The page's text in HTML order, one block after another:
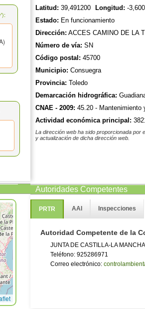
Latitud: 39,491200 Longitud: -
Estado: En funcionamiento
Dirección: ACCES CAMINO DE LA
Número de vía: SN
Código postal: 45700
Municipio: Consuegra
Provincia: Toledo
Demarcación hidrográfica:
CNAE - 2009: 45.20 - Mantenimiento
Actividad económica principal:
La dirección web ha sido proporcionada por
y actualización de dicha dirección web.
Autoridades Competentes
PRTR AAI Inspecciones
Autoridad Competente de la
JUNTA DE CASTILLA-LA
Teléfono: 925286971
Correo electrónico: